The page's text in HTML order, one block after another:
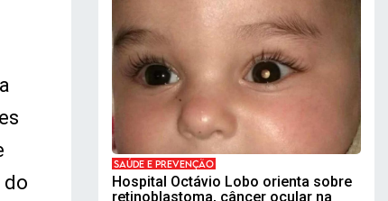
do
SAÚDE E PREVENÇÃO
Hospital Octávio Lobo orienta sobre
retinoblastoma, câncer ocular na